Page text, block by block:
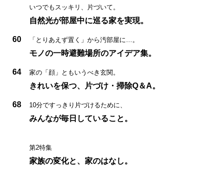
いつでもスッキリ、片づいて。
自然光が部屋中に巡る家を実現。
60 「とりあえず置く」から汚部屋に…。
モノの一時避難場所のアイデア集。
64 家の「顔」ともいうべき玄関。
きれいを保つ、片づけ・掃除Q＆A。
68 10分ですっきり片づけるために、
みんなが毎日していること。
第2特集
家族の変化と、家のはなし。